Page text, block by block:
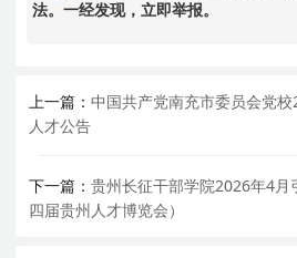
法。一经发现，立即举报。
上一篇：中国共产党南充市委员会党
人才公告
下一篇：贵州长征干部学院2026年4
四届贵州人才博览会）